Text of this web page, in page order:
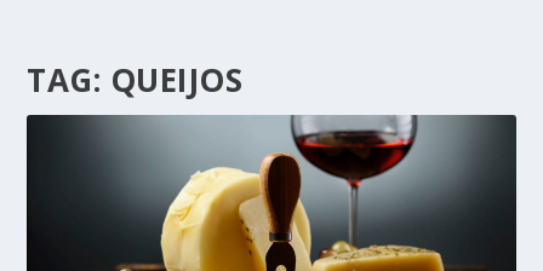
TAG: QUEIJOS